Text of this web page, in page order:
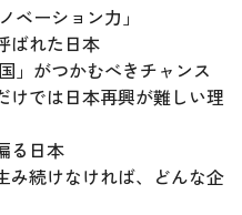
ベーション力」
ばれた日本
」がつかむべきチャンス
けでは日本再興が難しい理
る日本
み続けなければ、どんな企